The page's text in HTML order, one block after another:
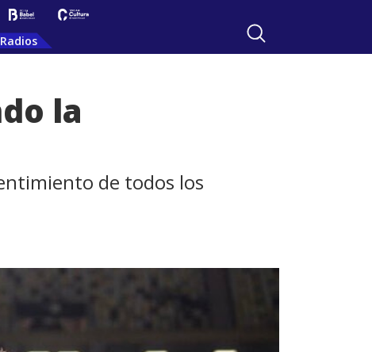
Radios
la
de todos los